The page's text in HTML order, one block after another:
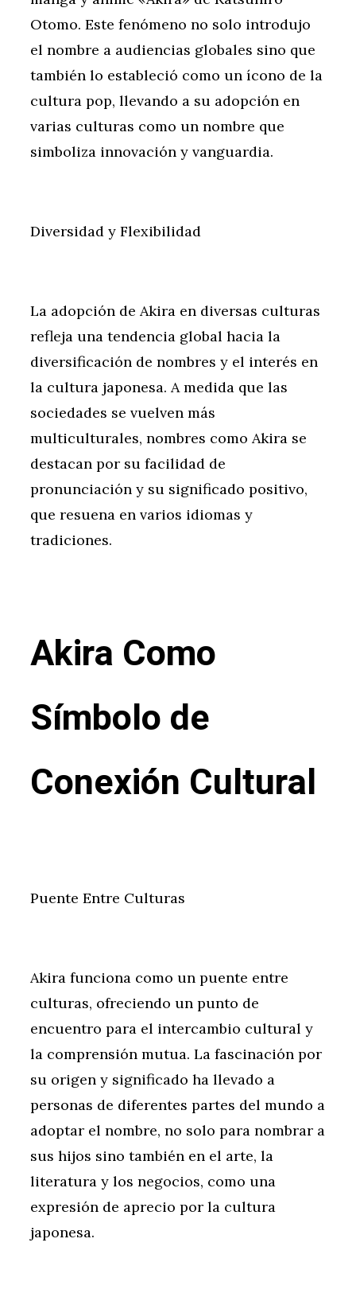
Otomo. Este fenómeno no solo introdujo
el nombre a audiencias globales sino que
también lo estableció como un ícono de la
cultura pop, llevando a su adopción en
varias culturas como un nombre que
simboliza innovación y vanguardia.
Diversidad y Flexibilidad
La adopción de Akira en diversas culturas
refleja una tendencia global hacia la
diversificación de nombres y el interés en
la cultura japonesa. A medida que las
sociedades se vuelven más
multiculturales, nombres como Akira se
destacan por su facilidad de
pronunciación y su significado positivo,
que resuena en varios idiomas y
tradiciones.
Akira Como
Símbolo de
Conexión Cultural
Puente Entre Culturas
Akira funciona como un puente entre
culturas, ofreciendo un punto de
encuentro para el intercambio cultural y
la comprensión mutua. La fascinación por
su origen y significado ha llevado a
personas de diferentes partes del mundo a
adoptar el nombre, no solo para nombrar a
sus hijos sino también en el arte, la
literatura y los negocios, como una
expresión de aprecio por la cultura
japonesa.